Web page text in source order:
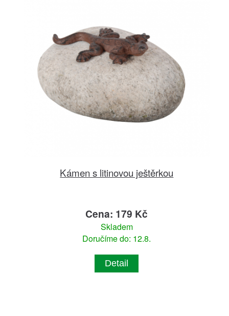
Kámen s litinovou ještěrkou
Cena: 179 Kč
Skladem
Doručíme do: 12.8.
Detail